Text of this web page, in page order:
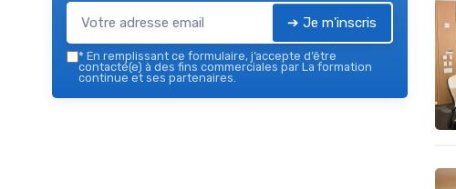
➔ Je m'inscris
* En remplissant ce formulaire, j’accepte d’être
contacté(e) à des fins commerciales par La formation
continue et ses partenaires.